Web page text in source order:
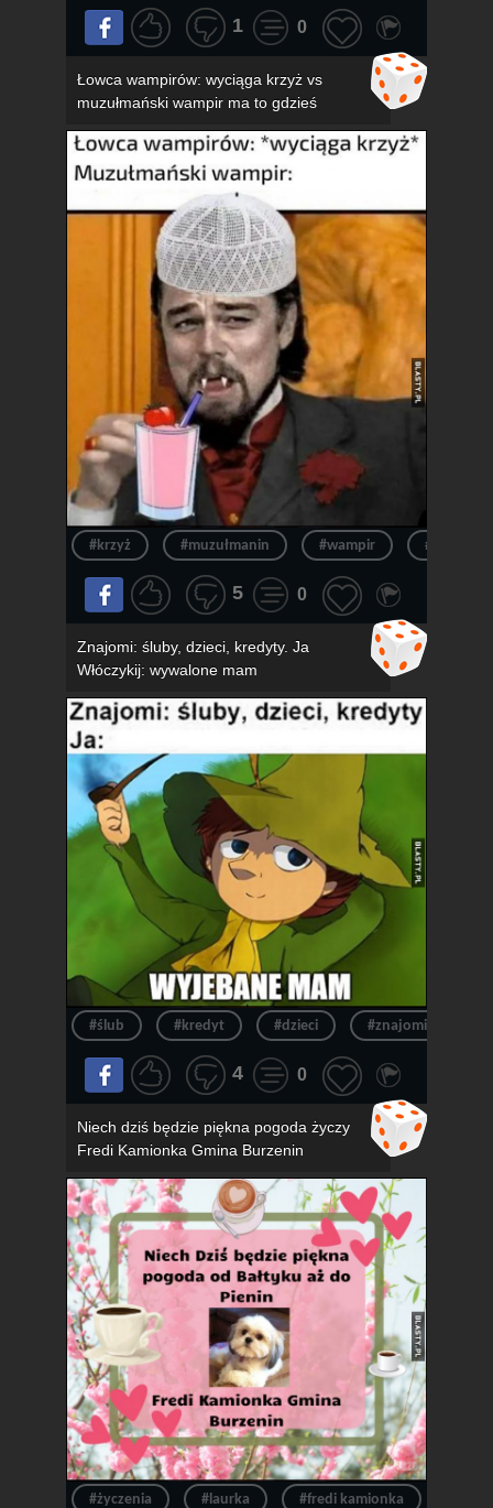
1 0
Łowca wampirów: wyciąga krzyż vs
muzułmański wampir ma to gdzieś
#krzyż #muzułmanin #wampir
5 0
Znajomi: śluby, dzieci, kredyty. Ja
Włóczykij: wywalone mam
#ślub #kredyt #dzieci #znajomi
4 0
Niech dziś będzie piękna pogoda życzy
Fredi Kamionka Gmina Burzenin
#życzenia #laurka #fredi kamionka